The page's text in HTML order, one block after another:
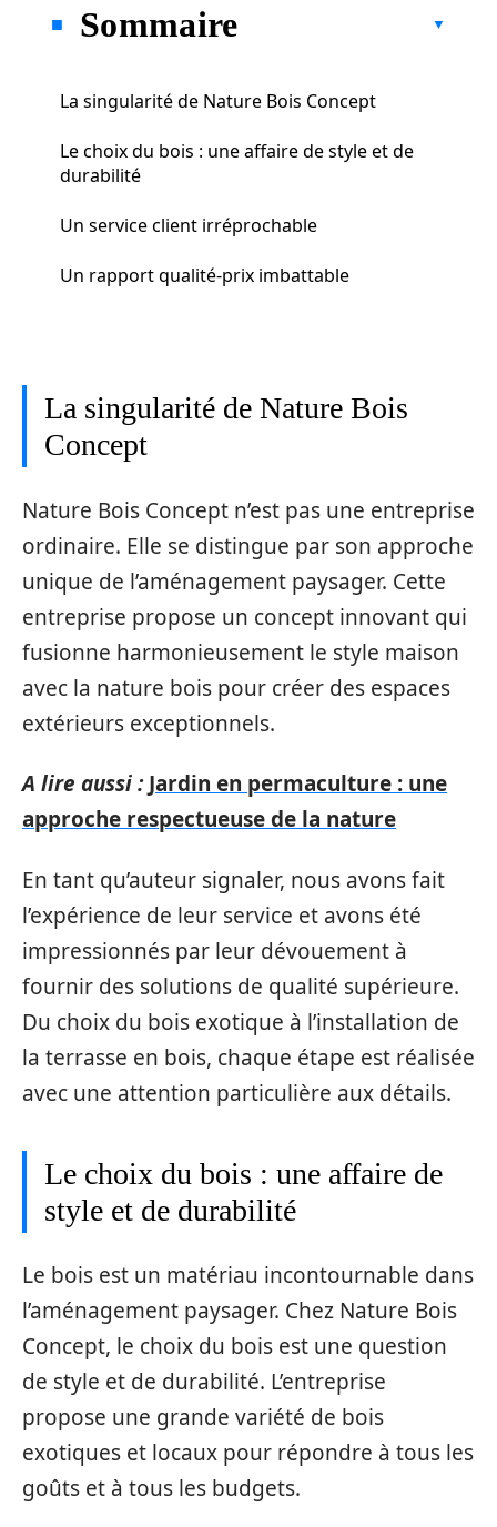
Sommaire
La singularité de Nature Bois Concept
Le choix du bois : une affaire de style et de
durabilité
Un service client irréprochable
Un rapport qualité-prix imbattable
La singularité de Nature Bois
Concept
Nature Bois Concept n’est pas une entreprise
ordinaire. Elle se distingue par son approche
unique de l’aménagement paysager. Cette
entreprise propose un concept innovant qui
fusionne harmonieusement le style maison
avec la nature bois pour créer des espaces
extérieurs exceptionnels.
A lire aussi : Jardin en permaculture : une
approche respectueuse de la nature
En tant qu’auteur signaler, nous avons fait
l’expérience de leur service et avons été
impressionnés par leur dévouement à
fournir des solutions de qualité supérieure.
Du choix du bois exotique à l’installation de
la terrasse en bois, chaque étape est réalisée
avec une attention particulière aux détails.
Le choix du bois : une affaire de
style et de durabilité
Le bois est un matériau incontournable dans
l’aménagement paysager. Chez Nature Bois
Concept, le choix du bois est une question
de style et de durabilité. L’entreprise
propose une grande variété de bois
exotiques et locaux pour répondre à tous les
goûts et à tous les budgets.